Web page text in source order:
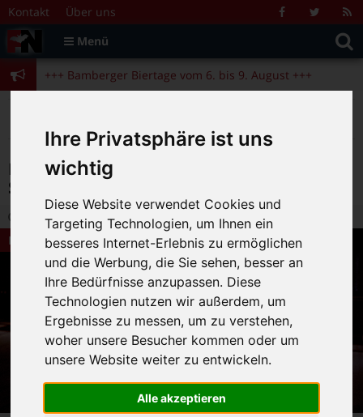
Ihre Privatsphäre ist uns
wichtig
Diese Website verwendet Cookies und
Targeting Technologien, um Ihnen ein
besseres Internet-Erlebnis zu ermöglichen
und die Werbung, die Sie sehen, besser an
Ihre Bedürfnisse anzupassen. Diese
Technologien nutzen wir außerdem, um
Ergebnisse zu messen, um zu verstehen,
woher unsere Besucher kommen oder um
unsere Website weiter zu entwickeln.
Alle akzeptieren
Zum Inhalt springen
Kontakt Über uns FacebookTwitter
Menü
Suche
nach:
+++ Bamberger Biertage vom 6. bis 9. August +++
+++ Blues- und Jazzfestival vom 31.7. bis 9.8. +++
+++ Bamberger Biertage vom 6. bis 9. August +++
Pop-Punk mit Sour Bitch, am 22.11. im
Sound-n-Arts
29.10.2014 14:00 FN-Redaktion |
Bamberg Live